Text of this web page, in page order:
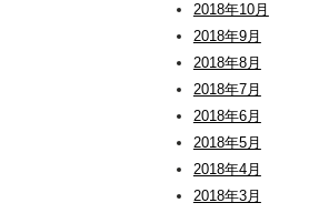
2018年10月
2018年9月
2018年8月
2018年7月
2018年6月
2018年5月
2018年4月
2018年3月